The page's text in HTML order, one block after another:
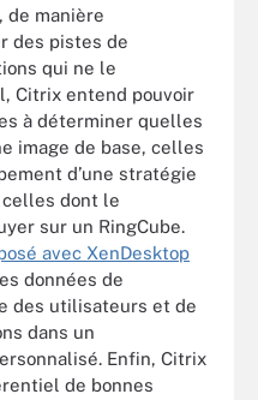
de manière
des pistes de
qui ne le
Citrix entend pouvoir
à déterminer quelles
image de base, celles
d’une stratégie
dont le
sur un RingCube.
avec XenDesktop
données de
des utilisateurs et de
dans un
Enfin, Citrix
de bonnes